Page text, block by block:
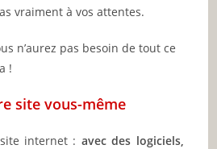
vraiment à vos attentes.
n’aurez pas besoin de tout ce
!
site vous-même
internet : avec des logiciels,